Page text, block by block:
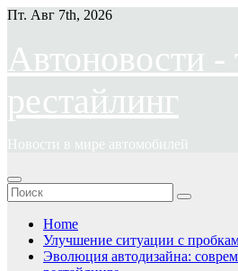
Перейти
содержимому
Пт. Авг 7th, 2026
Автоновости
рестайлинг
Новости в мире автомобилей
Home
Улучшение ситуации с
Эволюция автодизайна: